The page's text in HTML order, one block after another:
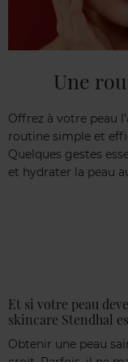
Une
Offrez à votre peau
routine simple et
Quelques gestes
et hydrater la peau
Et si votre peau
skincare Stendhal
Obtenir une peau